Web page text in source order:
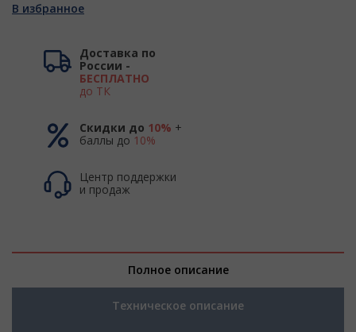
В избранное
Доставка по
России -
БЕСПЛАТНО
до ТК
Скидки до 10% +
баллы до 10%
Центр поддержки
и продаж
Полное описание
Техническое описание